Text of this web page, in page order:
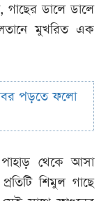
ডালে ডালে
মুখরিত এক
পড়তে ফলো
থেকে আসা
শিমুল গাছে